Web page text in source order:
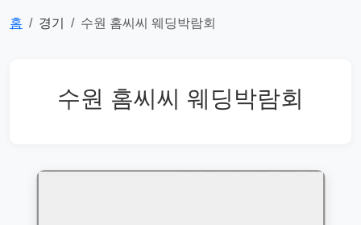
홈 경기 수원 홈씨씨 웨딩박람회
수원 홈씨씨 웨딩박람회